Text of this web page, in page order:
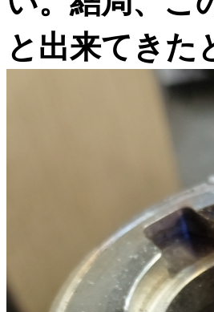
と出来てきた